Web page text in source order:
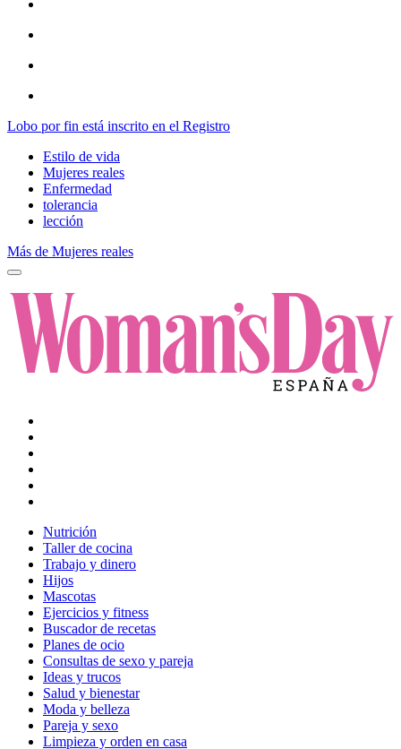
Lobo por fin está inscrito en el Registro
Estilo de vida
Mujeres reales
Enfermedad
tolerancia
lección
Más de Mujeres reales
Nutrición
Taller de cocina
Trabajo y dinero
Hijos
Mascotas
Ejercicios y fitness
Buscador de recetas
Planes de ocio
Consultas de sexo y pareja
Ideas y trucos
Salud y bienestar
Moda y belleza
Pareja y sexo
Limpieza y orden en casa